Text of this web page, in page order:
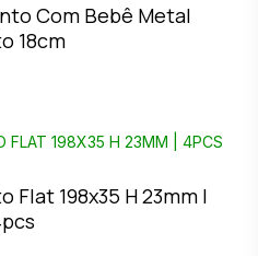
Com Bebê Metal
18cm
Flat 198x35 H 23mm |